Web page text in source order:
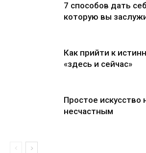
7 способов дать
которую вы
Как прийти к
«здесь и сейчас»
Простое искусство
несчастным